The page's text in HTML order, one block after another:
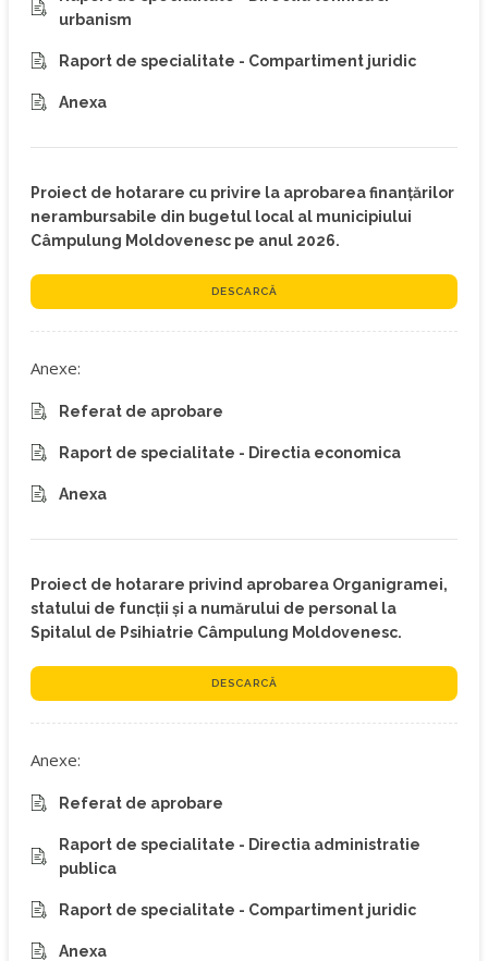
urbanism
Raport de specialitate - Compartiment juridic
Anexa
Proiect de hotarare cu privire la aprobarea finanţărilor
nerambursabile din bugetul local al municipiului
Câmpulung Moldovenesc pe anul 2026.
DESCARCĂ
Anexe:
Referat de aprobare
Raport de specialitate - Directia economica
Anexa
Proiect de hotarare privind aprobarea Organigramei,
statului de funcţii şi a numărului de personal la
Spitalul de Psihiatrie Câmpulung Moldovenesc.
DESCARCĂ
Anexe:
Referat de aprobare
Raport de specialitate - Directia administratie
publica
Raport de specialitate - Compartiment juridic
Anexa